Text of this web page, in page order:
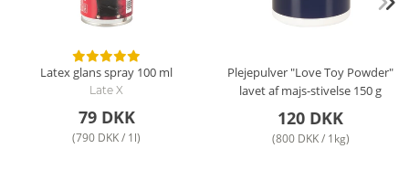
Latex glans spray 100 ml
Late X
79 DKK
(790 DKK / 1l)
Plejepulver "Love Toy Powder"
lavet af majs-stivelse 150 g
120 DKK
(800 DKK / 1kg)